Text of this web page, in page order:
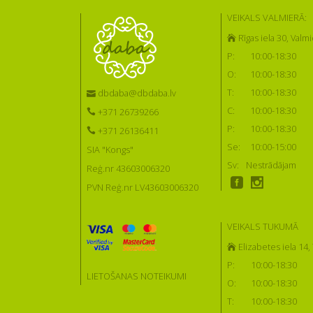
dbdaba@dbdaba.lv
+371 26739266
+371 26136411
SIA "Kongs"
Reģ.nr 43603006320
PVN Reģ.nr LV43603006320
LIETOŠANAS NOTEIKUMI
VEIKALS VALMIERĀ:
Rīgas iela 30,
P:
10:00-18:30
O:
10:00-18:30
T:
10:00-18:30
C:
10:00-18:30
P:
10:00-18:30
Se:
10:00-15:00
Sv:
Nestrādājam
VEIKALS TUKUMĀ
Elizabetes iela 14,
P:
10:00-18:30
O:
10:00-18:30
T:
10:00-18:30